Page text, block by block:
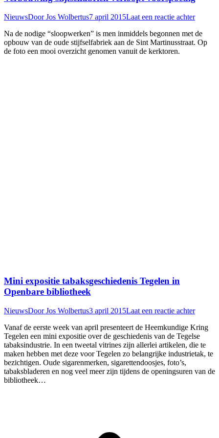
NieuwsDoorJos Wolbertus7 april 2015Laat een reactie achter
Na de nodige “sloopwerken” is men inmiddels begonnen met de
opbouw van de oude stijfselfabriek aan de Sint Martinusstraat. Op
de foto een mooi overzicht genomen vanuit de kerktoren.
Mini expositie tabaksgeschiedenis Tegelen in
Openbare bibliotheek
NieuwsDoorJos Wolbertus3 april 2015Laat een reactie achter
Vanaf de eerste week van april presenteert de Heemkundige Kring
Tegelen een mini expositie over de geschiedenis van de Tegelse
tabaksindustrie. In een tweetal vitrines zijn allerlei artikelen, die te
maken hebben met deze voor Tegelen zo belangrijke industrietak, te
bezichtigen. Oude sigarenmerken, sigarettendoosjes, foto’s,
tabaksbladeren en nog veel meer zijn tijdens de openingsuren van de
bibliotheek…